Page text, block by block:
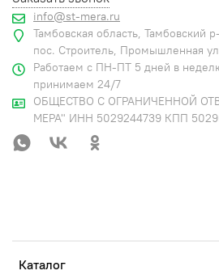
Каталог
info@st-mera.ru
Тамбовская область, Тамбовский
пос. Строитель, Промышленная
Работаем с ПН-ПТ 5 дней в
принимаем 24/7
ОБЩЕСТВО С ОГРАНИЧЕННОЙ
МЕРА" ИНН 5029244739 КПП